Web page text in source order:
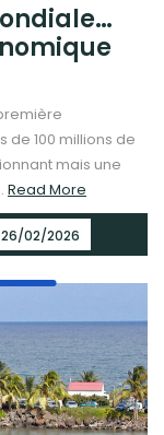
de 100 millions de
mais une
Read More
More
26/02/2026